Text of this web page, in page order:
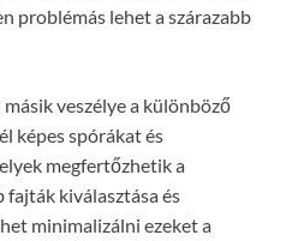
problémás lehet a szárazabb
veszélye a különböző
képes spórákat és
megfertőzhetik a
kiválasztása és
minimalizálni ezeket a